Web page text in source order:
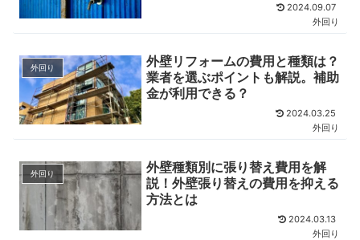
2024.09.07
外回り
外回り
外壁リフォームの費用と種類は？
業者を選ぶポイントも解説。補助
金が利用できる？
2024.03.25
外回り
外回り
外壁種類別に張り替え費用を解
説！外壁張り替えの費用を抑える
方法とは
2024.03.13
外回り